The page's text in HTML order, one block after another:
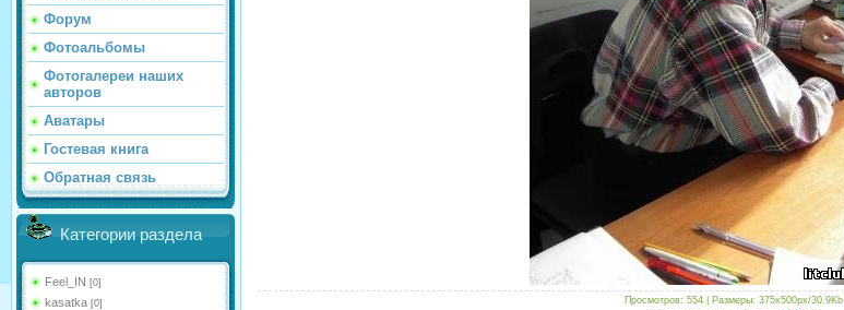
Форум
Фотоальбомы
Фотогалереи наших
авторов
Аватары
Гостевая книга
Обратная связь
Категории раздела
Feel_IN [0]
kasatka [0] Просмотров: 554 | Размеры: 375x500px/30.9Kb